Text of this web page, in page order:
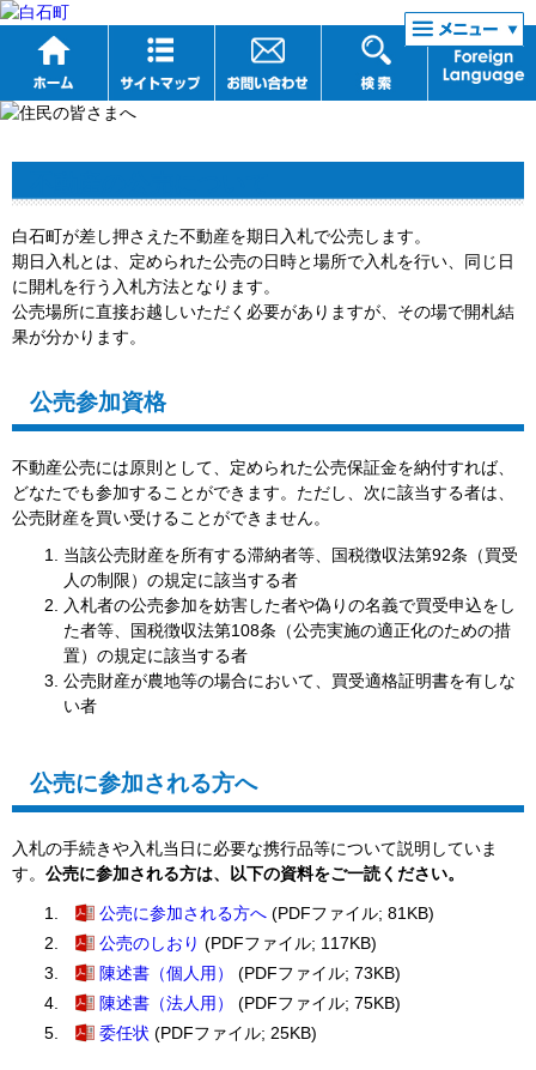
リンク集
白石町が差し押さえた不動産を期日入札で公売します。
期日入札とは、定められた公売の日時と場所で入札を行い、同じ日
に開札を行う入札方法となります。
公売場所に直接お越しいただく必要がありますが、その場で開札結
果が分かります。
公売参加資格
不動産公売には原則として、定められた公売保証金を納付すれば、
どなたでも参加することができます。ただし、次に該当する者は、
公売財産を買い受けることができません。
当該公売財産を所有する滞納者等、国税徴収法第92条（買受
人の制限）の規定に該当する者
入札者の公売参加を妨害した者や偽りの名義で買受申込をし
た者等、国税徴収法第108条（公売実施の適正化のための措
置）の規定に該当する者
公売財産が農地等の場合において、買受適格証明書を有しな
い者
公売に参加される方へ
入札の手続きや入札当日に必要な携行品等について説明していま
す。 公売に参加される方は、以下の資料をご一読ください。
公売に参加される方へ (PDFファイル; 81KB)
公売のしおり (PDFファイル; 117KB)
陳述書（個人用）
(PDFファイル; 73KB)
陳述書（法人用）
(PDFファイル; 75KB)
委任状 (PDFファイル; 25KB)